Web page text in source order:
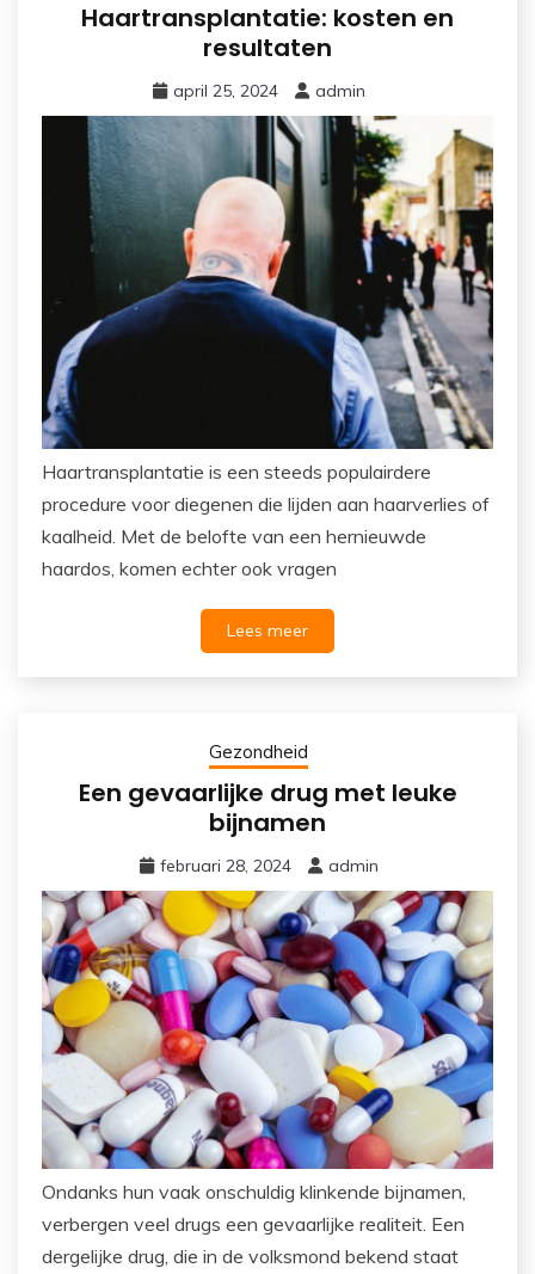
Haartransplantatie: kosten en
resultaten
april 25, 2024 admin
Haartransplantatie is een steeds populairdere
procedure voor diegenen die lijden aan haarverlies of
kaalheid. Met de belofte van een hernieuwde
haardos, komen echter ook vragen
Lees meer
Gezondheid
Een gevaarlijke drug met leuke
bijnamen
februari 28, 2024 admin
Ondanks hun vaak onschuldig klinkende bijnamen,
verbergen veel drugs een gevaarlijke realiteit. Een
dergelijke drug, die in de volksmond bekend staat